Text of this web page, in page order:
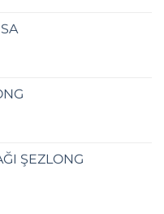
ŞEZLONG